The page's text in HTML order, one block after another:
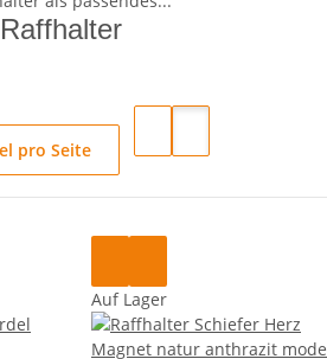
pro Seite
Auf Lager